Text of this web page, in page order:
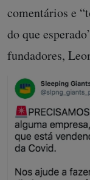
comentários e
do que
fundadores,